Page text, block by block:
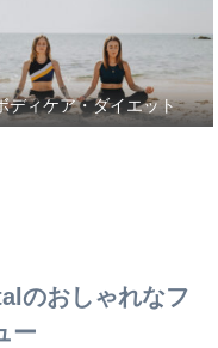
ディケア・ダイエット
のおしゃれなフ
ー